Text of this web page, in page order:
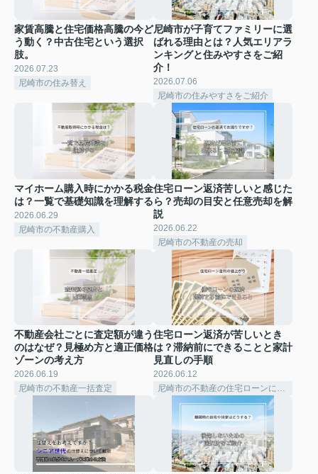
家賃高騰と住宅価格高騰の今ど
う動く？中古住宅という選択
肢。
2026.07.23
尼崎市の住み替え
尼崎市が子育てファミリーに選
ばれる理由とは？人気エリアラ
ンキングと住みやすさをご紹
介！
2026.07.06
尼崎市の住みやすさをご紹介
マイホーム購入時にかかる税金
は？一覧で基礎知識を理解する
2026.06.29
尼崎市の不動産購入
住宅ローン返済苦しいと感じた
ら？売却の目安と任意売却を解
説
2026.06.22
尼崎市の不動産の売却
不動産会社ごとに査定額が違う
のはなぜ？見極め方と適正価格
ゾーンの考え方
2026.06.19
尼崎市の不動産一括査定
住宅ローン返済が苦しいとき
は？滞納前にできることと家計
見直しの手順
2026.06.12
尼崎市の不動産の住宅ローンについて